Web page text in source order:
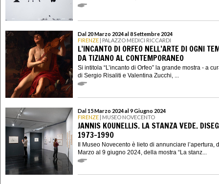
Dal 20 Marzo 2024 al 8 Settembre 2024
FIRENZE | PALAZZO MEDICI RICCARDI
L’INCANTO DI ORFEO NELL’ARTE DI OGNI
DA TIZIANO AL CONTEMPORANEO
Si intitola “L’incanto di Orfeo” la grande mostra - a
di Sergio Risaliti e Valentina Zucchi, ...
Dal 15 Marzo 2024 al 9 Giugno 2024
FIRENZE | MUSEO NOVECENTO
JANNIS KOUNELLIS. LA STANZA VEDE.
1973–1990
Il Museo Novecento è lieto di annunciare l’apertura,
Marzo al 9 giugno 2024, della mostra “La stanz...